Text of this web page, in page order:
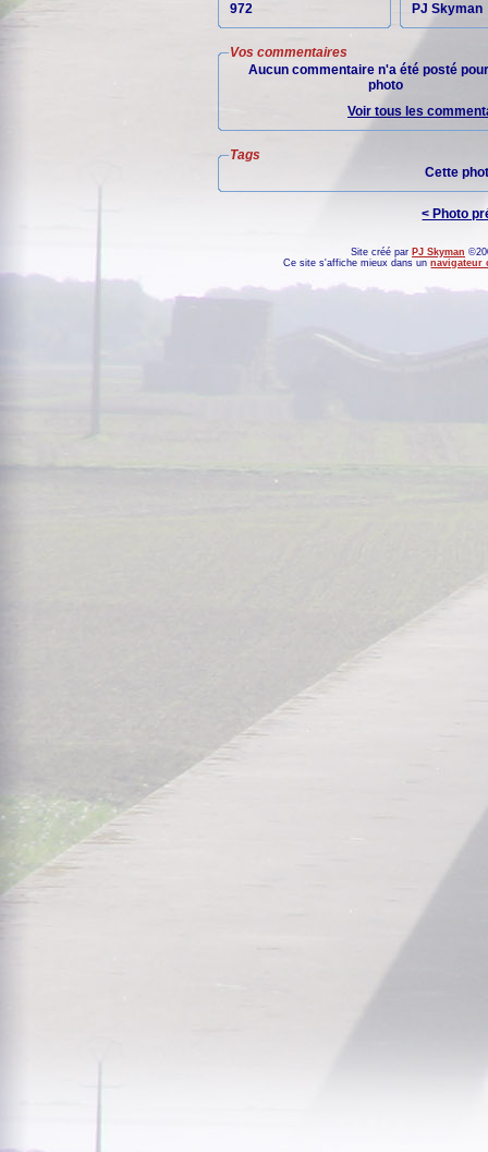
972
PJ Skyman
Vos commentaires
Aucun commentaire n'a été posté
photo
Voir tous les
Tags
Cette
< Photo
Site créé par PJ Skyman
Ce site s'affiche mieux dans unnavigateur